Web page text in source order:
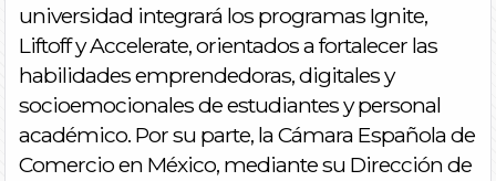
universidad integrará los programas Ignite,
Liftoff y Accelerate, orientados a fortalecer las
habilidades emprendedoras, digitales y
socioemocionales de estudiantes y personal
académico. Por su parte, la Cámara Española de
Comercio en México, mediante su Dirección de